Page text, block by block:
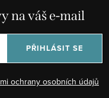
na váš e-mail
ochrany osobních údajů
PŘIHLÁSIT SE